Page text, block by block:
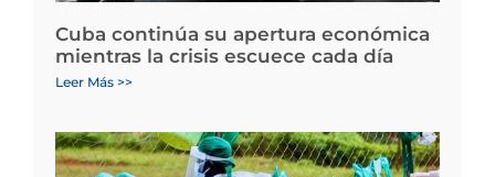
Cuba continúa su apertura económica
mientras la crisis escuece cada día
Leer Más >>